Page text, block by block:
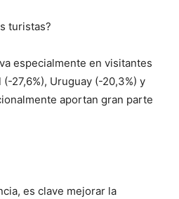
turistas?
especialmente en visitantes
27,6%), Uruguay (-20,3%) y
aportan gran parte
es clave mejorar la